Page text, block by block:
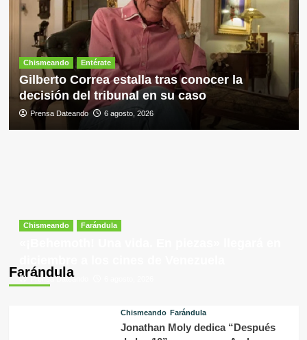
Chismeando Entérate
Gilberto Correa estalla tras conocer la
decisión del tribunal en su caso
Prensa Dateando 6 agosto, 2026
Farándula
Chismeando Farándula
Prensa Dateando
Chismeando Farándula
Jonathan Moly dedica “Después